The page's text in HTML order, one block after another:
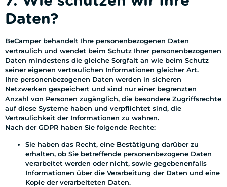
Daten?
BeCamper behandelt Ihre personenbezogenen Daten
vertraulich und wendet beim Schutz Ihrer personenbezogenen
Daten mindestens die gleiche Sorgfalt an wie beim Schutz
seiner eigenen vertraulichen Informationen gleicher Art.
Ihre personenbezogenen Daten werden in sicheren
Netzwerken gespeichert und sind nur einer begrenzten
Anzahl von Personen zugänglich, die besondere Zugriffsrechte
auf diese Systeme haben und verpflichtet sind, die
Vertraulichkeit der Informationen zu wahren.
Nach der GDPR haben Sie folgende Rechte:
Sie haben das Recht, eine Bestätigung darüber zu
erhalten, ob Sie betreffende personenbezogene Daten
verarbeitet werden oder nicht, sowie gegebenenfalls
Informationen über die Verarbeitung der Daten und eine
Kopie der verarbeiteten Daten.